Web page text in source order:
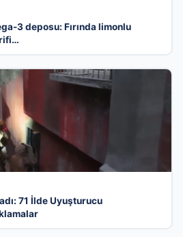
3 deposu: Fırında limonlu
71 İlde Uyuşturucu